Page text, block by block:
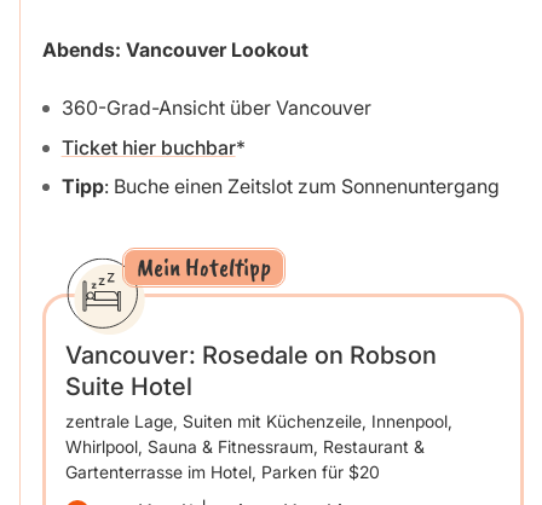
Abends: Vancouver Lookout
360-Grad-Ansicht über Vancouver
Ticket hier buchbar
Tipp: Buche einen Zeitslot zum Sonnenuntergang
Mein Hoteltipp
Vancouver: Rosedale on Robson
Suite Hotel
zentrale Lage, Suiten mit Küchenzeile, Innenpool,
Whirlpool, Sauna & Fitnessraum, Restaurant &
Gartenterrasse im Hotel, Parken für $20